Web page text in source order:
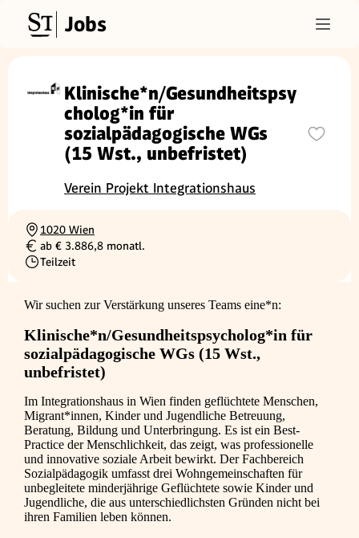
Jobs
Klinische*n/Gesundheitspsy
cholog*in für
sozialpädagogische WGs
(15 Wst., unbefristet)
Verein Projekt Integrationshaus
Ortschaft
1020 Wien
Gehalt
ab € 3.886,8 monatl.
Beschäftigungsart
Teilzeit
Wir suchen zur Verstärkung unseres Teams eine*n:
Klinische*n/Gesundheitspsycholog*in für
sozialpädagogische WGs (15 Wst.,
unbefristet)
Im Integrationshaus in Wien finden geflüchtete Menschen,
Migrant*innen, Kinder und Jugendliche Betreuung,
Beratung, Bildung und Unterbringung. Es ist ein Best-
Practice der Menschlichkeit, das zeigt, was professionelle
und innovative soziale Arbeit bewirkt. Der Fachbereich
Sozialpädagogik umfasst drei Wohngemeinschaften für
unbegleitete minderjährige Geflüchtete sowie Kinder und
Jugendliche, die aus unterschiedlichsten Gründen nicht bei
ihren Familien leben können.